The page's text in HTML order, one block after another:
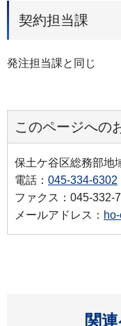
契約担当課
発注担当課と同じ
このページへの
保土ケ谷区総務部地
電話： 045-334-6302
ファクス：045-332-
メールアドレス：
関